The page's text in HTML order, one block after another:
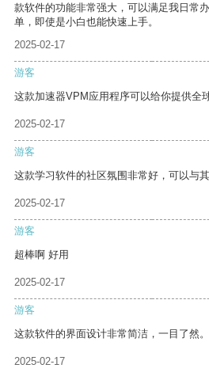
款软件的功能非常强大，可以满足我日常
单，即使是小白也能快速上手。
2025-02-17
游客
这款加速器VPM应用程序可以给你提供全
2025-02-17
游客
这款学习软件的社区氛围非常好，可以与
2025-02-17
游客
超棒啊 好用
2025-02-17
游客
这款软件的界面设计非常简洁，一目了然。
2025-02-17